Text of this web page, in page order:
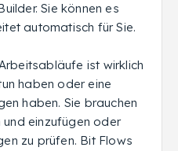
Sie können es
automatisch für Sie.
ist wirklich
haben oder eine
haben. Sie brauchen
einzufügen oder
zu prüfen. Bit Flows